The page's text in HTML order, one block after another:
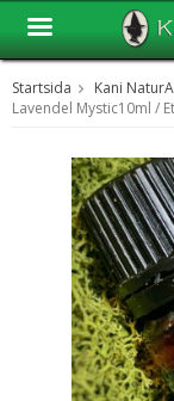
Startsida Kani
Lavendel Mystic10ml /